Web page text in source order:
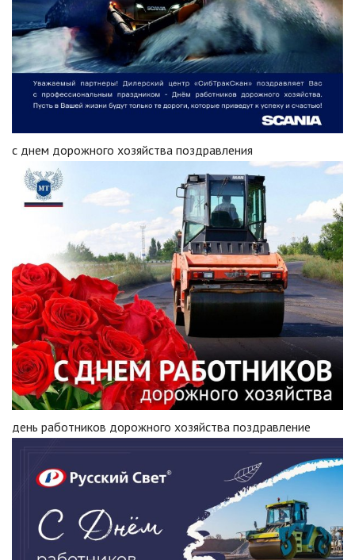
с днем дорожного хозяйства поздравления
день работников дорожного хозяйства поздравление